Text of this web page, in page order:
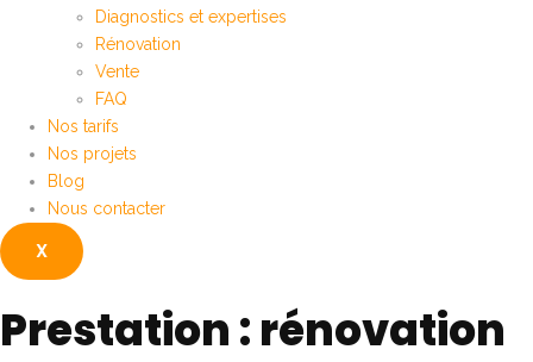
Diagnostics et expertises
Rénovation
Vente
FAQ
Nos tarifs
Nos projets
Blog
Nous contacter
X
Prestation : rénovation